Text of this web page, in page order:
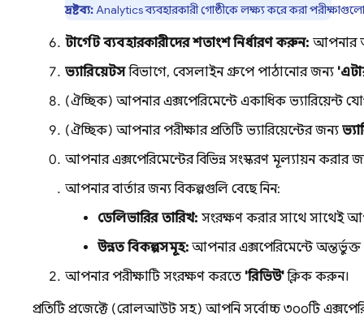
দ্রষ্টব্য:Analyticsব্যবহারকারী গোষ্ঠীকে লক্ষ্য করে করা
টার্গেট ব্যবহারকারীদের শতাংশ নির্ধারণ করুন: আপনার
ভ্যারিয়েন্টসবিভাগে, বেসলাইন গ্রুপে পাঠানোর জন্য
(ঐচ্ছিক) আপনার এক্সপেরিমেন্টে একাধিক ভ্যারিয়েন্ট
(ঐচ্ছিক) আপনার পরীক্ষার প্রতিটি ভ্যারিয়েন্টের জন্য
আপনার এক্সপেরিমেন্টের বিভিন্ন সংস্করণ মূল্যায়ন
আপনার বার্তার জন্য বিকল্পগুলি বেছে নিন:
ডেলিভারির তারিখ: সংরক্ষণ করার সাথে সাথেই
উন্নত বিকল্পসমূহ: আপনার এক্সপেরিমেন্টে
আপনার পরীক্ষাটি সংরক্ষণ করতে 'রিভিউ'ক্লিক করুন।
প্রতিটি প্রজেক্টে (রোলআউট সহ) আপনি সর্বোচ্চ ৩০০টি